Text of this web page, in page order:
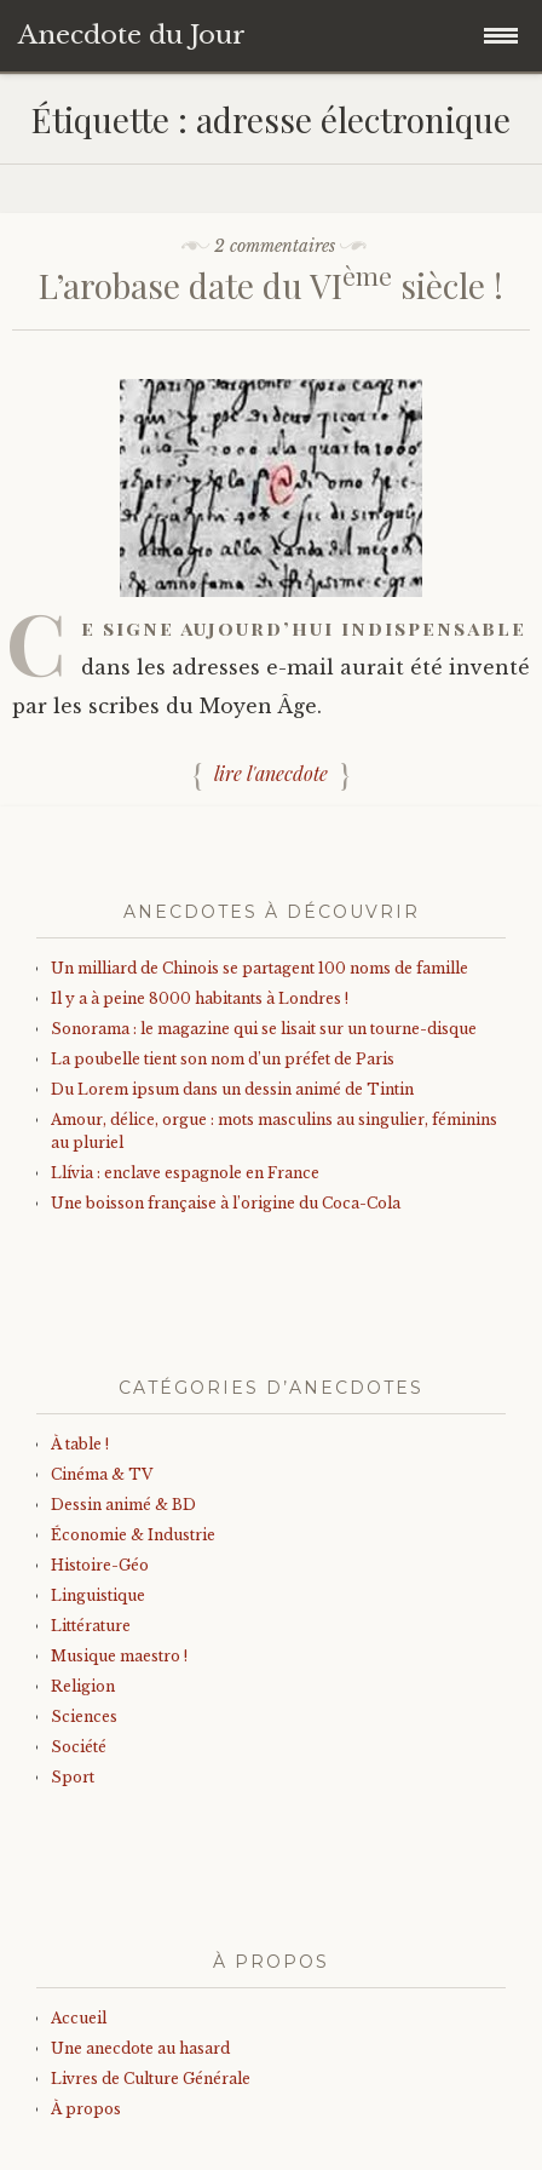
Anecdote du Jour
Accéder
au
contenu
Accueil
Livres de Culture Générale
Étiquette : adresse électronique
2 commentaires
L’arobase date du VIème siècle !
C e signe aujourd’hui indispensable
dans les adresses e-mail aurait été inventé
par les scribes du Moyen Âge.
lire l'anecdote
ANECDOTES À DÉCOUVRIR
Un milliard de Chinois se partagent 100 noms de famille
Il y a à peine 8000 habitants à Londres !
Sonorama : le magazine qui se lisait sur un tourne-disque
La poubelle tient son nom d’un préfet de Paris
Du Lorem ipsum dans un dessin animé de Tintin
Amour, délice, orgue : mots masculins au singulier, féminins
au pluriel
Llívia : enclave espagnole en France
Une boisson française à l’origine du Coca-Cola
CATÉGORIES D’ANECDOTES
À table !
Cinéma & TV
Dessin animé & BD
Économie & Industrie
Histoire-Géo
Linguistique
Littérature
Musique maestro !
Religion
Sciences
Société
Sport
À PROPOS
Accueil
Une anecdote au hasard
Livres de Culture Générale
À propos